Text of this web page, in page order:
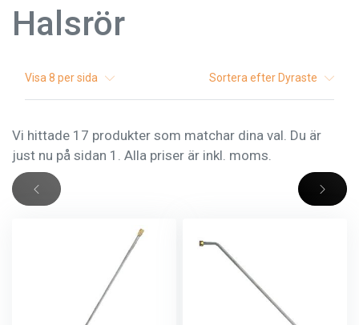
Halsrör
Visa8 per sida Sortera efter Dyraste
Vi hittade 17 produkter som matchar dina val. Du är
just nu på sidan 1. Alla priser är inkl. moms.